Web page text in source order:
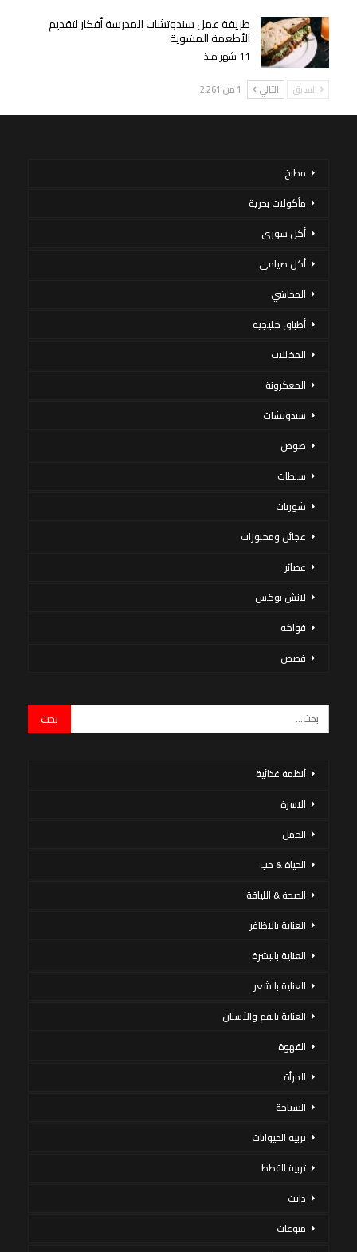
طريقة عمل سندوتشات المدرسة أفكار لتقديم
الأطعمة المشوية
11 شهر منذ
السابق التالي 1 من 2٬261
مطبخ
مأكولات بحرية
أكل سورى
أكل صيامي
المحاشي
أطباق خليجية
المخللات
المعكرونة
سندوتشات
صوص
سلطات
شوربات
عجائن ومخبوزات
عصائر
لانش بوكس
فواكه
قصص
أنظمة غذائية
الاسرة
الحمل
الحياة & حب
الصحة & اللياقة
العناية بالاظافر
العناية بالبشرة
العناية بالشعر
العناية بالفم والأسنان
القهوة
المرأة
السياحة
تربية الحيوانات
تربية القطط
دايت
منوعات